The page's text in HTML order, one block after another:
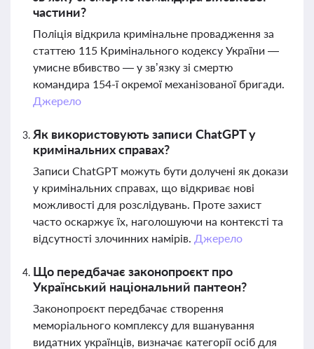
частини?
Поліція відкрила кримінальне провадження за
статтею 115 Кримінального кодексу України —
умисне вбивство — у зв’язку зі смертю
командира 154-ї окремої механізованої бригади.
Джерело
Як використовують записи ChatGPT у
кримінальних справах?
Записи ChatGPT можуть бути долучені як докази
у кримінальних справах, що відкриває нові
можливості для розслідувань. Проте захист
часто оскаржує їх, наголошуючи на контексті та
відсутності злочинних намірів. Джерело
Що передбачає законопроєкт про
Український національний пантеон?
Законопроєкт передбачає створення
меморіального комплексу для вшанування
видатних українців, визначає категорії осіб для